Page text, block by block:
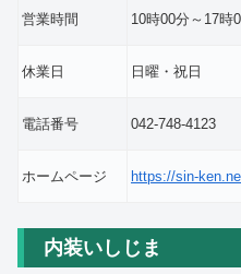
営業時間 10時00分～17時
休業日 日曜・祝日
電話番号 042-748-4123
ホームページ https://sin-
内装いしじま